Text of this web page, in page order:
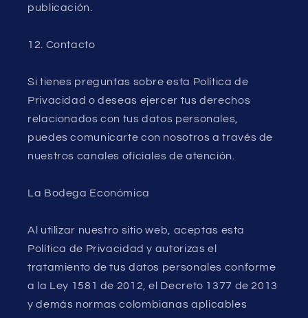
publicación.
12. Contacto
Si tienes preguntas sobre esta Política de
Privacidad o deseas ejercer tus derechos
relacionados con tus datos personales,
puedes comunicarte con nosotros a través de
nuestros canales oficiales de atención.
La Bodega Económica
Al utilizar nuestro sitio web, aceptas esta
Política de Privacidad y autorizas el
tratamiento de tus datos personales conforme
a la Ley 1581 de 2012, el Decreto 1377 de 2013
y demás normas colombianas aplicables